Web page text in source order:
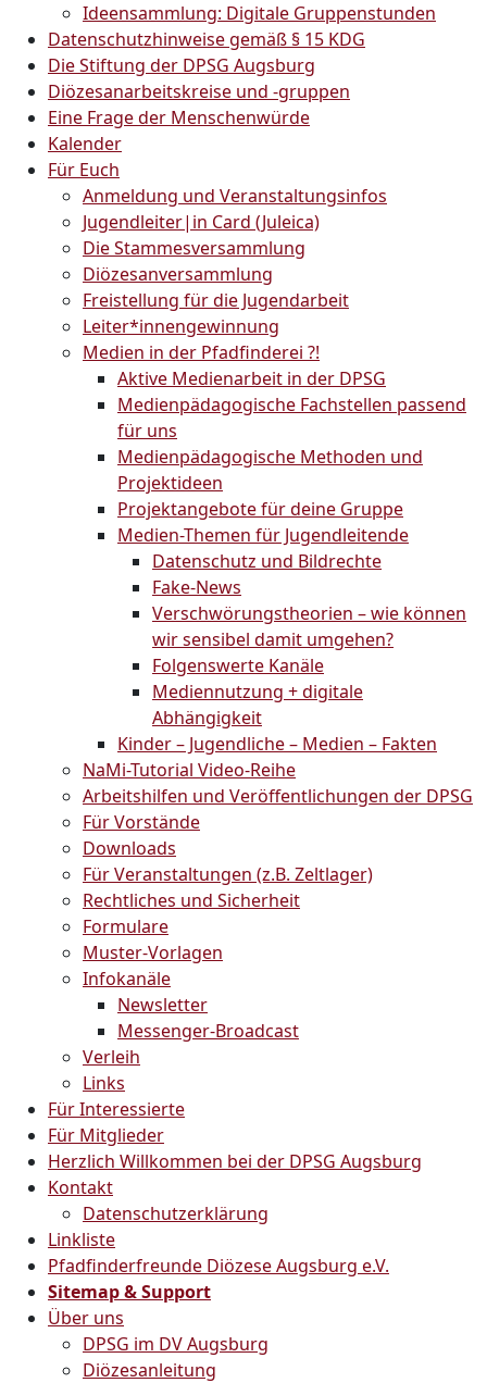
Ideensammlung: Digitale Gruppenstunden
Datenschutzhinweise gemäß § 15 KDG
Die Stiftung der DPSG Augsburg
Diözesanarbeitskreise und -gruppen
Eine Frage der Menschenwürde
Kalender
Für Euch
Anmeldung und Veranstaltungsinfos
Jugendleiter|in Card (Juleica)
Die Stammesversammlung
Diözesanversammlung
Freistellung für die Jugendarbeit
Leiter*innengewinnung
Medien in der Pfadfinderei ?!
Aktive Medienarbeit in der DPSG
Medienpädagogische Fachstellen passend
für uns
Medienpädagogische Methoden und
Projektideen
Projektangebote für deine Gruppe
Medien-Themen für Jugendleitende
Datenschutz und Bildrechte
Fake-News
Verschwörungstheorien – wie können
wir sensibel damit umgehen?
Folgenswerte Kanäle
Mediennutzung + digitale
Abhängigkeit
Kinder – Jugendliche – Medien – Fakten
NaMi-Tutorial Video-Reihe
Arbeitshilfen und Veröffentlichungen der DPSG
Für Vorstände
Downloads
Für Veranstaltungen (z.B. Zeltlager)
Rechtliches und Sicherheit
Formulare
Muster-Vorlagen
Infokanäle
Newsletter
Messenger-Broadcast
Verleih
Links
Für Interessierte
Für Mitglieder
Herzlich Willkommen bei der DPSG Augsburg
Kontakt
Datenschutzerklärung
Linkliste
Pfadfinderfreunde Diözese Augsburg e.V.
Sitemap & Support
Über uns
DPSG im DV Augsburg
Diözesanleitung